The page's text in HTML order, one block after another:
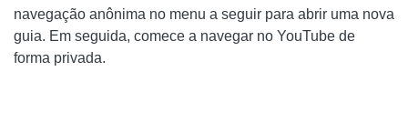
navegação anônima no menu a seguir para abrir uma nova
guia. Em seguida, comece a navegar no YouTube de
forma privada.